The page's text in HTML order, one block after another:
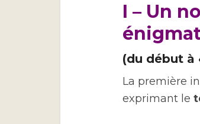
I – Un
(du début à
La première
exprimant le